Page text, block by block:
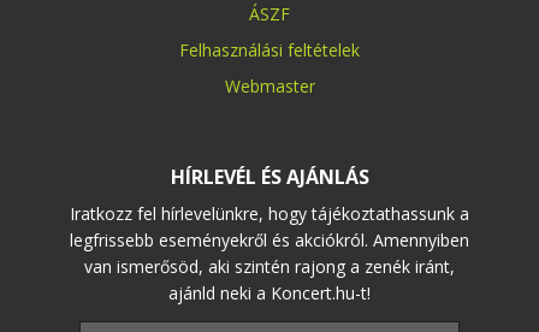
ÁSZF
Felhasználási feltételek
Webmaster
HÍRLEVÉL ÉS AJÁNLÁS
Iratkozz fel hírlevelünkre, hogy tájékoztathassunk a
legfrissebb eseményekről és akciókról. Amennyiben
van ismerősöd, aki szintén rajong a zenék iránt,
ajánld neki a Koncert.hu-t!